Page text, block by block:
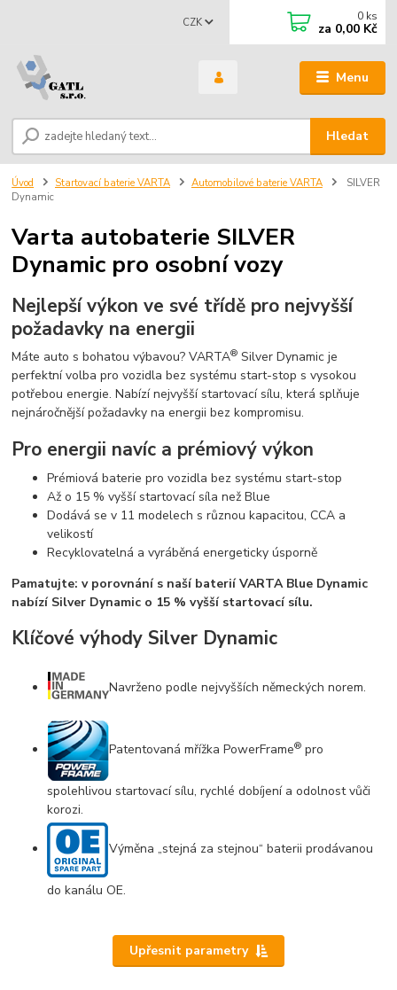
Menu
CZK
Hledat
0 ks
za 0,00 Kč
Úvod Startovací baterie VARTA Automobilové baterie VARTA
SILVER
Dynamic
Varta autobaterie SILVER
Dynamic pro osobní vozy
Nejlepší výkon ve své třídě pro nejvyšší
požadavky na energii
Máte auto s bohatou výbavou? VARTA® Silver Dynamic je
perfektní volba pro vozidla bez systému start-stop s vysokou
potřebou energie. Nabízí nejvyšší startovací sílu, která splňuje
nejnáročnější požadavky na energii bez kompromisu.
Pro energii navíc a prémiový výkon
Prémiová baterie pro vozidla bez systému start-stop
Až o 15 % vyšší startovací síla než Blue
Dodává se v 11 modelech s různou kapacitou, CCA a
velikostí
Recyklovatelná a vyráběná energeticky úsporně
Pamatujte: v porovnání s naší baterií VARTA Blue Dynamic
nabízí Silver Dynamic o 15 % vyšší startovací sílu.
Klíčové výhody Silver Dynamic
Navrženo podle nejvyšších německých norem.
Patentovaná mřížka PowerFrame® pro
spolehlivou startovací sílu, rychlé dobíjení a odolnost vůči
korozi.
Výměna „stejná za stejnou“ baterii prodávanou
do kanálu OE.
Upřesnit parametry